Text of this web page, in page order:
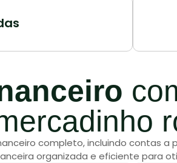
completo, incluindo contas
organizada e eficiente para